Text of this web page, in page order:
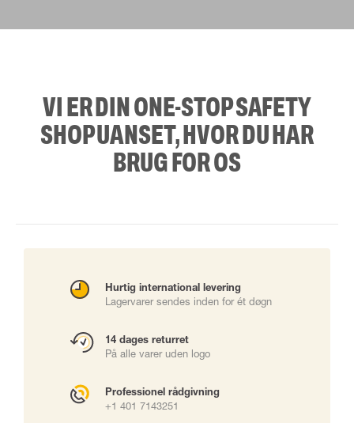
VI ER DIN ONE-STOP SAFETY
SHOP UANSET, HVOR DU HAR
BRUG FOR OS
Hurtig international levering
Lagervarer sendes inden for ét døgn
14 dages returret
På alle varer uden logo
Professionel rådgivning
+1 401 7143251